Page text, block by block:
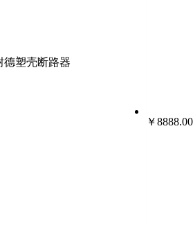
德塑壳断路器
￥8888.00